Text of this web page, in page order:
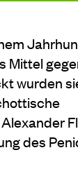
Mittel
wurden
des